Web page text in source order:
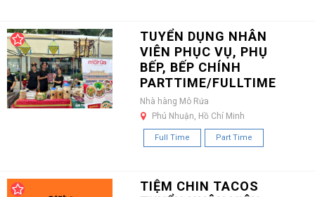
TUYỂN DỤNG NHÂN
VIÊN PHỤC VỤ, PHỤ
BẾP, BẾP CHÍNH
PARTTIME/FULLTIME
Nhà hàng Mô Rứa
Phú Nhuận, Hồ Chí Minh
Full Time Part Time
TIỆM CHIN TACOS